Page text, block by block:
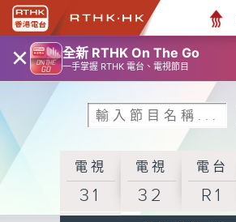
× 全新 RTHK On The Go
一手掌握 RTHK 電台、電視節目
電視
31
電視
32
電台
R1